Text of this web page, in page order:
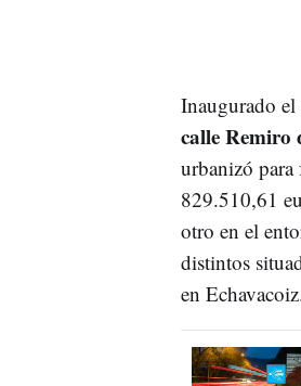
Inaugurado el
calle Remiro
urbanizó para
829.510,61
otro en el
distintos
en